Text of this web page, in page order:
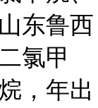
东鲁西
氯甲
，年出